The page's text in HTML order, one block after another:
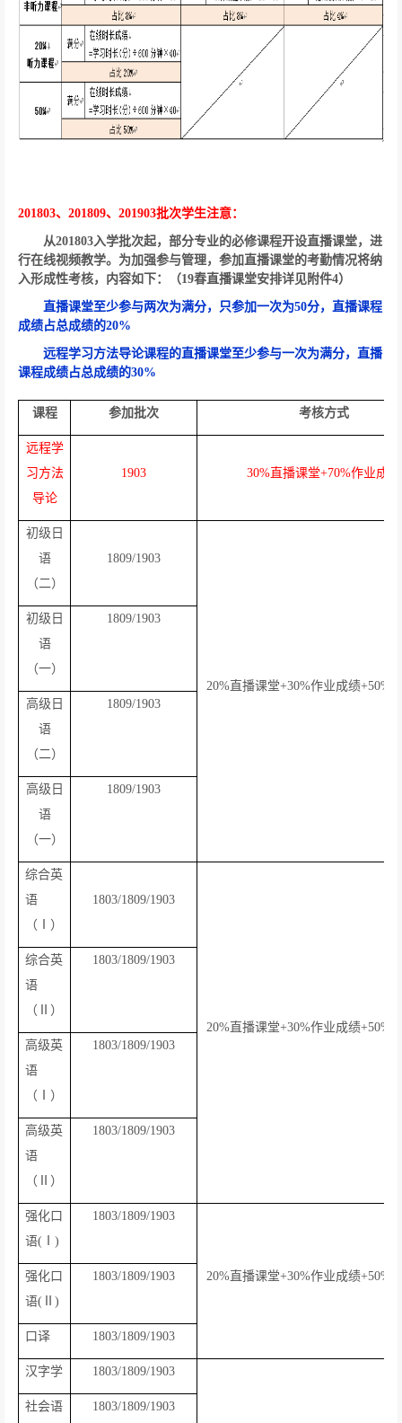
201803、 201809、 201903批次学生注意：
从201803入学批次起，部分专业的必修课程开设直播课堂，进
行在线视频教学。为加强参与管理，参加直播课堂的考勤情况将纳
入形成性考核，内容如下：（19春直播课堂安排详见附件4）
直播课堂至少参与两次为满分，只参加一次为50分，直播课程
成绩占总成绩的20%
远程学习方法导论课程的直播课堂至少参与一次为满分，直播
课程成绩占总成绩的30%
课程 参加批次 考核方式
远程学
习方法
导论
1903 30%直播课堂+70%作业成绩
初级日
语
（二）
1809/1903
20%直播课堂+30%作业成绩+50%
初级日
语
（一）
1809/1903
高级日
语
（二）
1809/1903
高级日
语
（一）
1809/1903
综合英
语
（Ⅰ）
1803/1809/1903
20%直播课堂+30%作业成绩+50%
综合英
语
（Ⅱ）
1803/1809/1903
高级英
语
（Ⅰ）
1803/1809/1903
高级英
语
（Ⅱ）
1803/1809/1903
强化口
语( Ⅰ)
1803/1809/1903
20%直播课堂+30%作业成绩+50%
强化口
语( Ⅱ)
1803/1809/1903
口译 1803/1809/1903
汉字学 1803/1809/1903
社会语
1803/1809/1903